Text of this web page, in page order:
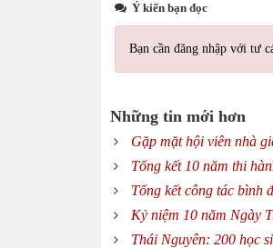
Ý kiến bạn đọc
Bạn cần đăng nhập với tư
Những tin mới hơn
Gặp mặt hội viên nhà
Tổng kết 10 năm thi
Tổng kết công tác bình
Kỷ niệm 10 năm Ngày
Thái Nguyên: 200 học